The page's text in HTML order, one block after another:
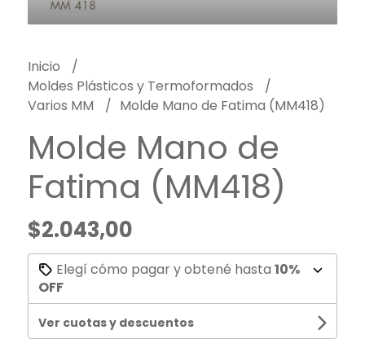
Inicio
Moldes Plásticos y Termoformados
Varios MM
Molde Mano de Fatima (MM418)
Molde Mano de
Fatima (MM418)
$2.043,00
Elegí cómo pagar y obtené hasta 10%
OFF
Ver cuotas y descuentos